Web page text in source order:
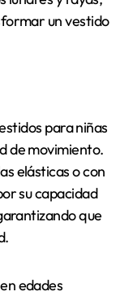
un vestido
para niñas
de movimiento.
elásticas o con
su capacidad
que
edades